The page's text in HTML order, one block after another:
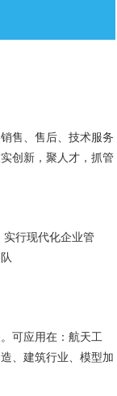
售、售后、技术服务
创新，聚人才，抓管
行现代化企业管
可应用在：航天工
、建筑行业、模型加